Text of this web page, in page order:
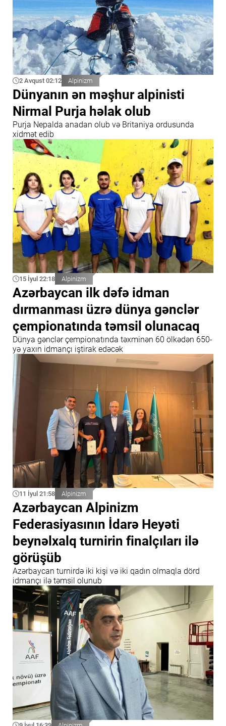
2 Avqust 02:12 Alpinizm
Dünyanın ən məşhur alpinisti
Nirmal Purja həlak olub
Purja Nepalda anadan olub və Britaniya ordusunda
xidmət edib
15 İyul 22:18 Alpinizm
Azərbaycan ilk dəfə idman
dırmanması üzrə dünya gənclər
çempionatında təmsil olunacaq
Dünya gənclər çempionatında təxminən 60 ölkədən 650-
yə yaxın idmançı iştirak edəcək
11 İyul 21:58 Alpinizm
Azərbaycan Alpinizm
Federasiyasının İdarə Heyəti
beynəlxalq turnirin finalçıları ilə
görüşüb
Azərbaycan turnirdə iki kişi və iki qadın olmaqla dörd
idmançı ilə təmsil olunub